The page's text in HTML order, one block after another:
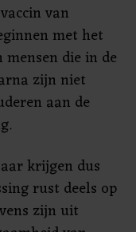
van
met het
die in de
zijn niet
aan de
krijgen dus
rust deels op
zijn uit